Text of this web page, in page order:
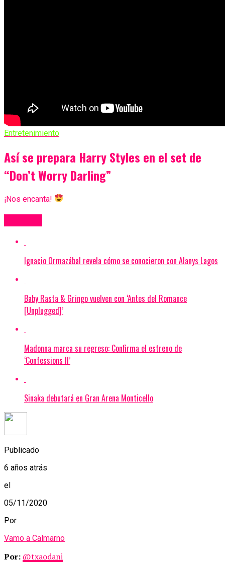
Entretenimiento
Así se prepara Harry Styles en el set de
“Don’t Worry Darling”
¡Nos encanta!
Ignacio Ormazábal revela cómo se conocieron con Alanys Lagos
Baby Rasta & Gringo vuelven con ‘Antes del Romance
[Unplugged]’
Madonna marca su regreso: Confirma el estreno de
‘Confessions II’
Sinaka debutará en Gran Arena Monticello
Publicado
6 años atrás
el
05/11/2020
Por
Vamo a Calmarno
Por: @txaodani